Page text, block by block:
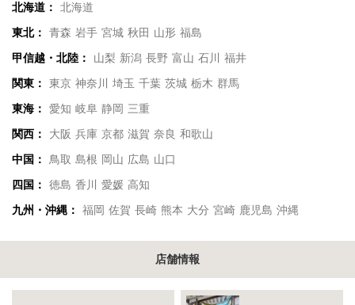
北海道：
北海道
東北：
青森 岩手 宮城 秋田 山形 福島
甲信越・北陸：
山梨 新潟 長野 富山 石川
福井
関東：
東京 神奈川 埼玉 千葉 茨城 栃木 群馬
東海：
愛知 岐阜 静岡 三重
関西：
大阪 兵庫 京都 滋賀 奈良 和歌山
中国：
鳥取 島根 岡山 広島 山口
四国：
徳島 香川 愛媛 高知
九州・沖縄：
福岡 佐賀 長崎 熊本 大分 宮崎 鹿児島 沖縄
店舗情報